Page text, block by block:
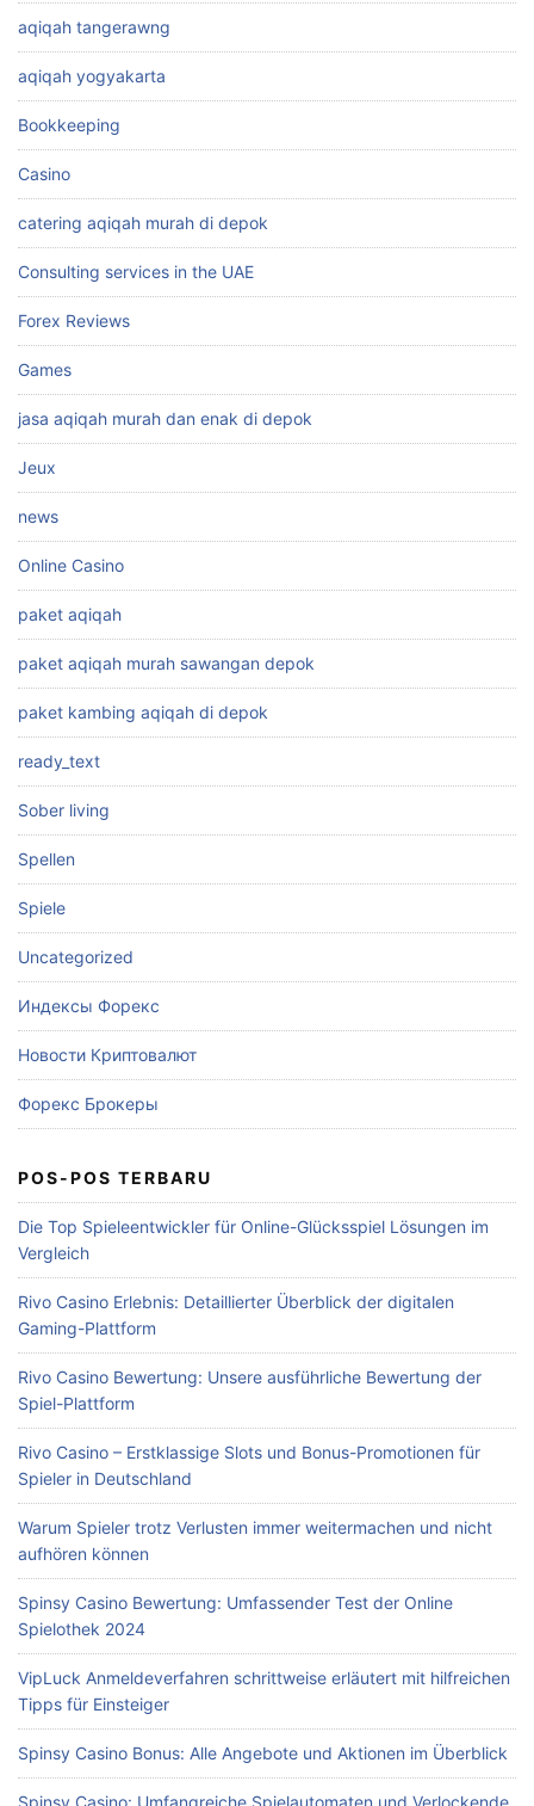
aqiqah tangerawng
aqiqah yogyakarta
Bookkeeping
Casino
catering aqiqah murah di depok
Consulting services in the UAE
Forex Reviews
Games
jasa aqiqah murah dan enak di depok
Jeux
news
Online Casino
paket aqiqah
paket aqiqah murah sawangan depok
paket kambing aqiqah di depok
ready_text
Sober living
Spellen
Spiele
Uncategorized
Индексы Форекс
Новости Криптовалют
Форекс Брокеры
POS-POS TERBARU
Die Top Spieleentwickler für Online-Glücksspiel Lösungen im
Vergleich
Rivo Casino Erlebnis: Detaillierter Überblick der digitalen
Gaming-Plattform
Rivo Casino Bewertung: Unsere ausführliche Bewertung der
Spiel-Plattform
Rivo Casino – Erstklassige Slots und Bonus-Promotionen für
Spieler in Deutschland
Warum Spieler trotz Verlusten immer weitermachen und nicht
aufhören können
Spinsy Casino Bewertung: Umfassender Test der Online
Spielothek 2024
VipLuck Anmeldeverfahren schrittweise erläutert mit hilfreichen
Tipps für Einsteiger
Spinsy Casino Bonus: Alle Angebote und Aktionen im Überblick